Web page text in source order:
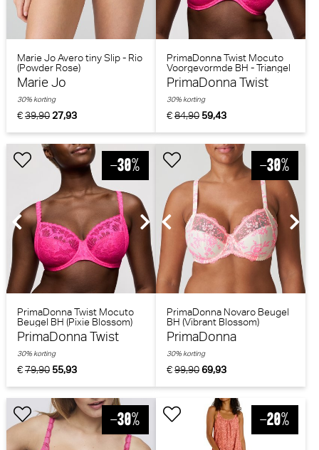
Marie Jo Avero tiny Slip - Rio
(Powder Rose)
Marie Jo
€39,90 27,93
30% korting
PrimaDonna Twist Mocuto
Voorgevormde BH - Triangel
BH (Pixie Blossom)
PrimaDonna Twist
€84,90 59,43
30% korting
PrimaDonna Twist Mocuto
Beugel BH (Pixie Blossom)
PrimaDonna Twist
€79,90 55,93
30% korting
PrimaDonna Novaro Beugel
BH (Vibrant Blossom)
PrimaDonna
€99,9069,93
30% korting